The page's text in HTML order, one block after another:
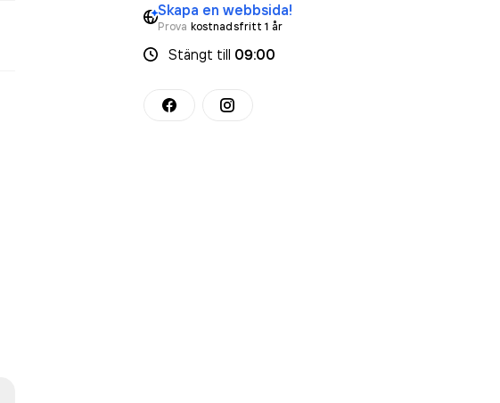
Skapa en webbsida!
Prova kostnadsfritt 1 år
Stängt till 09:00